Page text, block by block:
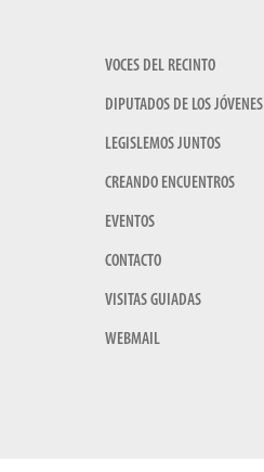
VOCES DEL RECINTO
DIPUTADOS DE LOS JÓVENES
LEGISLEMOS JUNTOS
CREANDO ENCUENTROS
EVENTOS
CONTACTO
VISITAS GUIADAS
WEBMAIL